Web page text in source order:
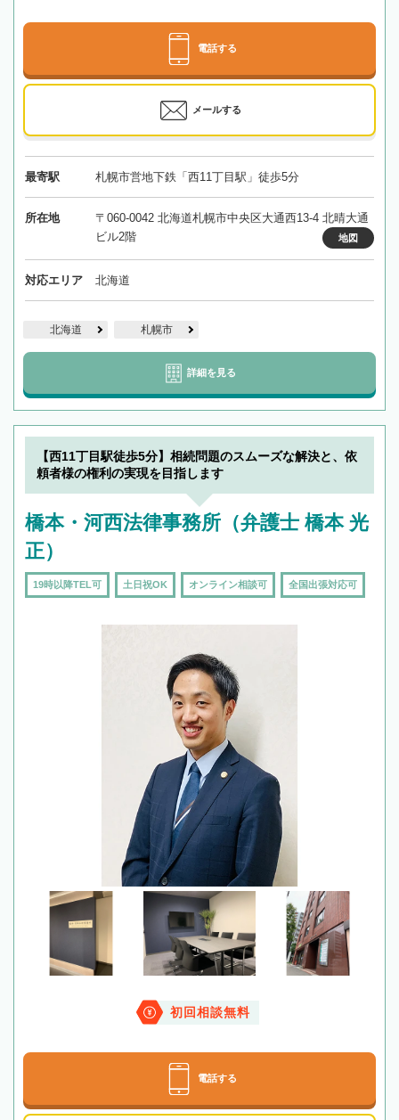
電話する
メールする
最寄駅 札幌市営地下鉄「西11丁目駅」徒歩5分
所在地
〒060-0042 北海道札幌市中央区大通西13-4 北晴大通
ビル2階
地図
対応エリア 北海道
北海道 札幌市
詳細を見る
【西11丁目駅徒歩5分】相続問題のスムーズな解決と、依
頼者様の権利の実現を目指します
橋本・河西法律事務所（弁護士 橋本 光
正）
19時以降TEL可 土日祝OK オンライン相談可 全国出張対応可
初回相談無料
電話する